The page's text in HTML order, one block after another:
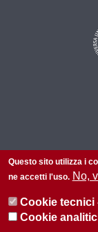
Questo sito utilizza i
ne accetti l'uso. No,
Cookie tecnici
Cookie